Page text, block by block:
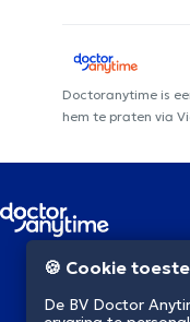
Doctoranytime is
hem te praten via
NL
🍪 Cookie
De BV Doctor